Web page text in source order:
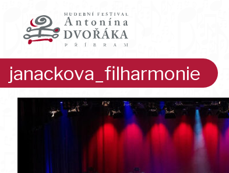
obsah
janackova_filharmonie